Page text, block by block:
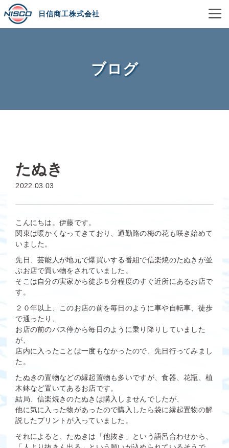
日信商工株式会社
ブログ
たぬき
2022.03.03
こんにちは。伊藤です。
関東は暖かくなってきており、通勤路の梅の花も咲き始めて
いました。
先日、芸能人が地元で爆買いする番組で信楽焼のたぬきが並
ぶお店で買い物をされていました。
そこは自分の実家から徒歩５分程度のすぐ近所にあるお店で
す。
２０年以上、このお店の前を毎日のように車や自転車、徒歩
で通ったり、
お店の前のバス停から毎日のように乗り降りしていました
が、
店内に入ったことは一度もなかったので、先日行ってみまし
た。
たぬきの置物などの縁起置物も多いですが、食器、花瓶、植
木鉢など置いてあるお店です。
結局、信楽焼きのたぬきは購入しませんでしたが、
他に気に入った物があったので購入したら袋に縁起置物の解
説したプリントが入っていました。
それによると、たぬきは「他抜き」という語呂合わせから、